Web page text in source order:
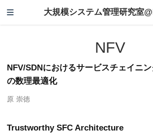
大規模システム管理研究室
NFV
NFV/SDNにおけるサービスチェイニ
の数理最適化
原 崇徳
Trustworthy SFC Architecture